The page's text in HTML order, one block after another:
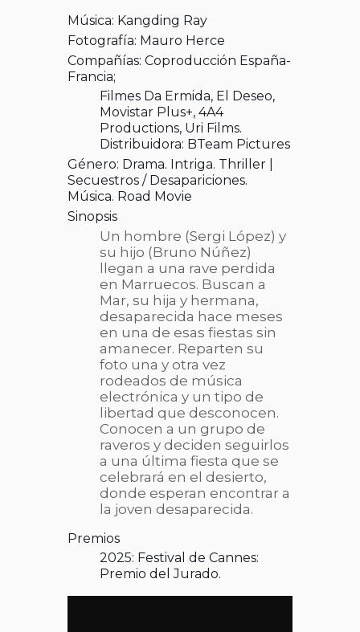
Música: Kangding Ray
Fotografía: Mauro Herce
Compañías: Coproducción España-
Francia;
Filmes Da Ermida, El Deseo,
Movistar Plus+, 4A4
Productions, Uri Films.
Distribuidora: BTeam Pictures
Género: Drama. Intriga. Thriller |
Secuestros / Desapariciones.
Música. Road Movie
Sinopsis
Un hombre (Sergi López) y
su hijo (Bruno Núñez)
llegan a una rave perdida
en Marruecos. Buscan a
Mar, su hija y hermana,
desaparecida hace meses
en una de esas fiestas sin
amanecer. Reparten su
foto una y otra vez
rodeados de música
electrónica y un tipo de
libertad que desconocen.
Conocen a un grupo de
raveros y deciden seguirlos
a una última fiesta que se
celebrará en el desierto,
donde esperan encontrar a
la joven desaparecida.
Premios
2025: Festival de Cannes:
Premio del Jurado.